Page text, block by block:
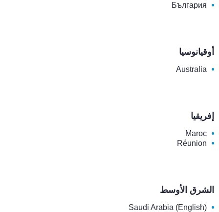
България
أوقيانوسيا
Australia
إفريقيا
Maroc
Réunion
الشرق الأوسط
Saudi Arabia (English)